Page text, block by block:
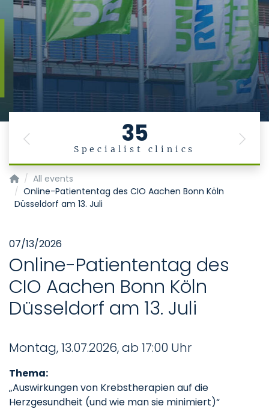
35
Specialist clinics
Previous Next
Homepage of Uniklinik RWTH Aachen
All events
Online-Patiententag des CIO Aachen Bonn Köln
Düsseldorf am 13. Juli
07/13/2026
Online-Patiententag des
CIO Aachen Bonn Köln
Düsseldorf am 13. Juli
Montag, 13.07.2026, ab 17:00 Uhr
Thema:
„Auswirkungen von Krebstherapien auf die
Herzgesundheit (und wie man sie minimiert)“